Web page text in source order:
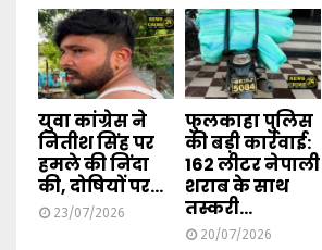
युवा कांग्रेस ने
नितीश सिंह पर
हमले की निंदा
की, दोषियों पर...
23/07/2026
फुलकाहा पुलिस
की बड़ी कार्रवाई:
162 लीटर नेपाली
शराब के साथ
तस्करी...
20/07/2026